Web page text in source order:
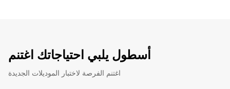
أسطول يلبي احتياجاتك اغتنم
اغتنم الفرصة لاختبار الموديلات الجديدة